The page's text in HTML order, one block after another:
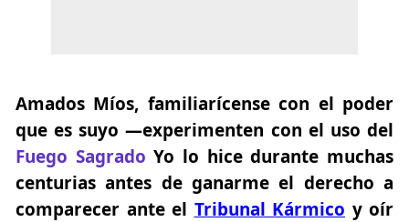
Amados Míos, familiarícense con el poder
que es suyo —experimenten con el uso del
Fuego Sagrado Yo lo hice durante muchas
centurias antes de ganarme el derecho a
comparecer ante el Tribunal Kármico y oír